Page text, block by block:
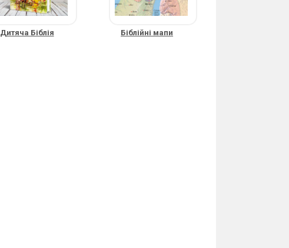
Дитяча Біблія Біблійні мапи